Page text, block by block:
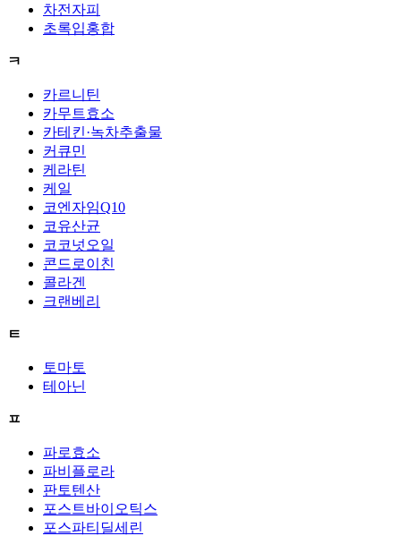
차전자피
초록입홍합
ㅋ
카르니틴
카무트효소
카테킨·녹차추출물
커큐민
케라틴
케일
코엔자임Q10
코유산균
코코넛오일
콘드로이친
콜라겐
크랜베리
ㅌ
토마토
테아닌
ㅍ
파로효소
파비플로라
판토텐산
포스트바이오틱스
포스파티딜세린